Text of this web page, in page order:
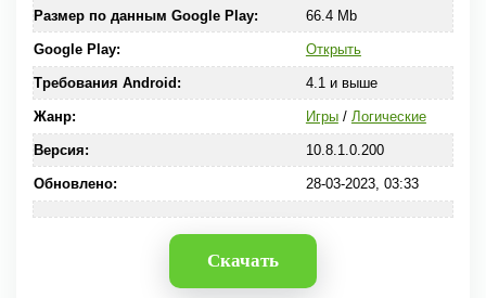
Размер по данным Google Play: 66.4 Mb
Google Play: Открыть
Требования Android: 4.1 и выше
Жанр: Игры/ Логические
Версия: 10.8.1.0.200
Обновлено: 28-03-2023, 03:33
Скачать